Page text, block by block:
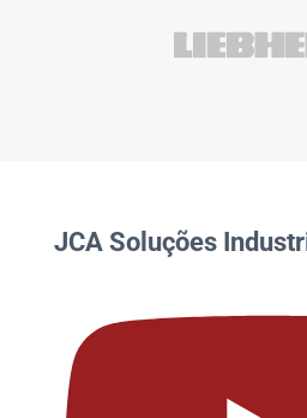
JCA Soluções